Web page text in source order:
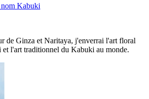
Kabuki
de Ginza et Naritaya, j'enverrai l'art floral
l'art traditionnel du Kabuki au monde.